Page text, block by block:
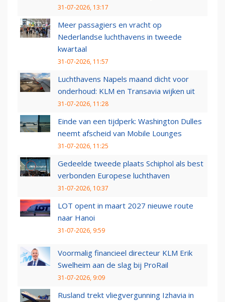
31-07-2026, 13:17
Meer passagiers en vracht op
Nederlandse luchthavens in tweede
kwartaal
31-07-2026, 11:57
Luchthavens Napels maand dicht voor
onderhoud: KLM en Transavia wijken uit
31-07-2026, 11:28
Einde van een tijdperk: Washington Dulles
neemt afscheid van Mobile Lounges
31-07-2026, 11:25
Gedeelde tweede plaats Schiphol als best
verbonden Europese luchthaven
31-07-2026, 10:37
LOT opent in maart 2027 nieuwe route
naar Hanoi
31-07-2026, 9:59
Voormalig financieel directeur KLM Erik
Swelheim aan de slag bij ProRail
31-07-2026, 9:09
Rusland trekt vliegvergunning Izhavia in